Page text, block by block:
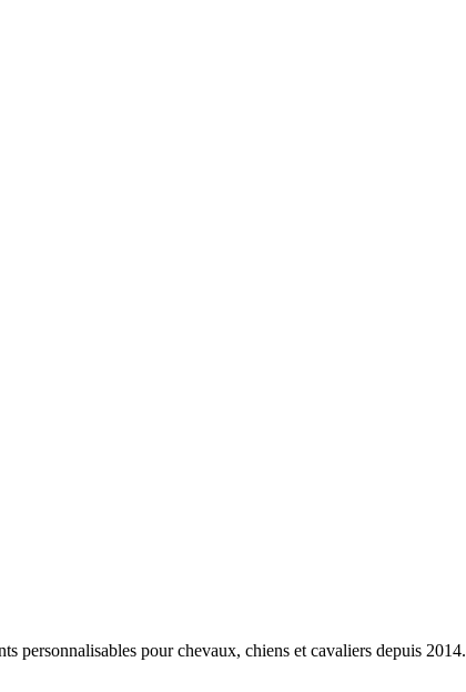
personnalisables pour chevaux, chiens et cavaliers depuis 2014.